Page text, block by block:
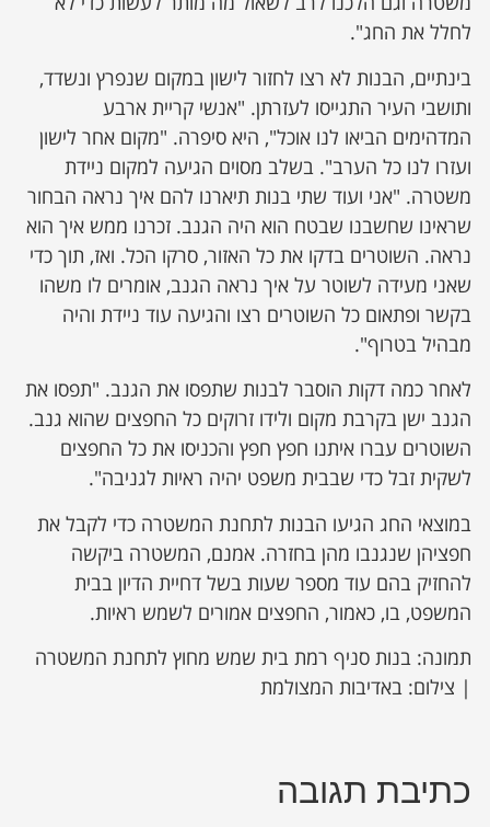
לחלל את החג".
בינתיים, הבנות לא רצו לחזור לישון במקום שנפרץ ונשדד,
ותושבי העיר התגייסו לעזרתן. "אנשי קריית ארבע
המדהימים הביאו לנו אוכל", היא סיפרה. "מקום אחר לישון
ועזרו לנו כל הערב". בשלב מסוים הגיעה למקום ניידת
משטרה. "אני ועוד שתי בנות תיארנו להם איך נראה הבחור
שראינו שחשבנו שבטח הוא היה הגנב. זכרנו ממש איך הוא
נראה. השוטרים בדקו את כל האזור, סרקו הכל. ואז, תוך כדי
שאני מעידה לשוטר על איך נראה הגנב, אומרים לו משהו
בקשר ופתאום כל השוטרים רצו והגיעה עוד ניידת והיה
מבהיל בטרוף".
לאחר כמה דקות הוסבר לבנות שתפסו את הגנב. "תפסו את
הגנב ישן בקרבת מקום ולידו זרוקים כל החפצים שהוא גנב.
השוטרים עברו איתנו חפץ חפץ והכניסו את כל החפצים
לשקית זבל כדי שבבית משפט יהיה ראיות לגניבה".
במוצאי החג הגיעו הבנות לתחנת המשטרה כדי לקבל את
חפציהן שנגנבו מהן בחזרה. אמנם, המשטרה ביקשה
להחזיק בהם עוד מספר שעות בשל דחיית הדיון בבית
המשפט, בו, כאמור, החפצים אמורים לשמש ראיות.
תמונה: בנות סניף רמת בית שמש מחוץ לתחנת המשטרה
| צילום: באדיבות המצולמת
כתיבת תגובה